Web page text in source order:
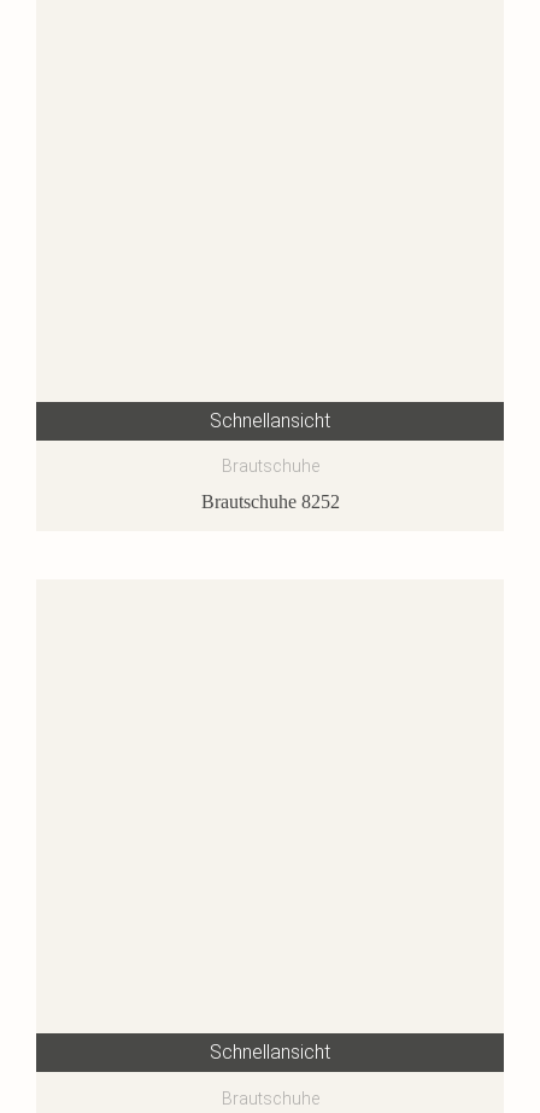
Schnellansicht
Brautschuhe
Brautschuhe 8252
Schnellansicht
Brautschuhe